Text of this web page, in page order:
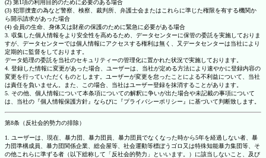
(2) 第1項の利用目的のために必要のある場合
(3) 犯罪捜査の為など警察、検察、裁判所、弁護士会またはこれらに準じた権限を有する機関か
ら開示請求があった場合
(4) 会員の生命、身体又は財産の保護のために緊急に必要がある場合
3. 収集した個人情報をより安全性を高めるため、データセンターに保管の委託を実施しておりま
すが、データセンターでは個人情報にアクセスする権利は無く、又データセンターは当社により
定期的に監督をしております。
データ処理の委託を当社のセキュリティーの管理化に置かれた状況で実施しております。
4. 登録した情報に変更があった場合、ユーザーは、当社が定める方法により速やかに登録内容の
変更を行っていただくものとします。ユーザーが変更を怠ったことによる不利益について、当社
は責任を負いません。また、この場合、当社はユーザー登録を抹消することがあります。
5. その他、個人情報について本条項についての解釈に争いが出た場合や未記載の事項について
は、当社の『個人情報保護方針』ならびに『プライバシーポリシー』に基づいて判断致します。
第8条（反社会的勢力の排除）
1. ユーザーは、現在、暴力団、暴力団員、暴力団員でなくなった時から5年を経過しない者、暴
力団準構成員、暴力団関係企業、総会屋等、社会運動等標ぼうゴロ又は特殊知能暴力集団等、そ
の他これらに準ずる者（以下総称して「反社会的勢力」といいます。）に該当しないこと、及び